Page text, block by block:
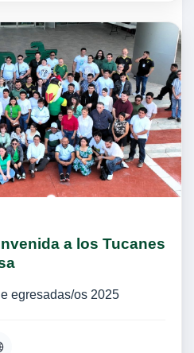
a los Tucanes
egresadas/os 2025